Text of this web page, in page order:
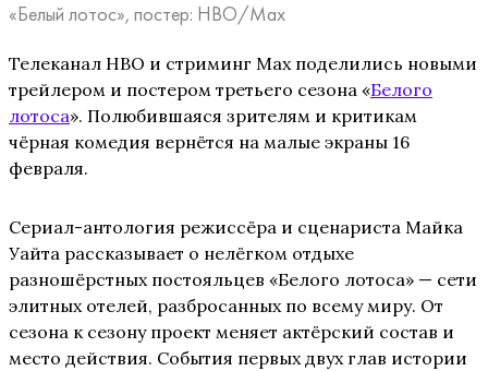
«Белый лотос», постер: HBO/Max
Телеканал HBO и стриминг Max поделились новыми
трейлером и постером третьего сезона «Белого
лотоса». Полюбившаяся зрителям и критикам
чёрная комедия вернётся на малые экраны 16
февраля.
Сериал-антология режиссёра и сценариста Майка
Уайта рассказывает о нелёгком отдыхе
разношёрстных постояльцев «Белого лотоса» — сети
элитных отелей, разбросанных по всему миру. От
сезона к сезону проект меняет актёрский состав и
место действия. События первых двух глав истории